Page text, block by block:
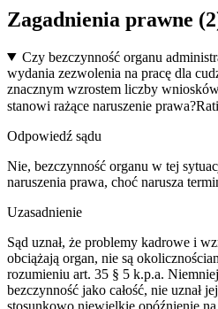
Zagadnienia prawne (2
Czy bezczynność organu
wydania zezwolenia na pracę dla
znacznym wzrostem liczby
stanowi rażące naruszenie prawa?
Odpowiedź sądu
Nie, bezczynność organu w tej
naruszenia prawa, choć narusza
Uzasadnienie
Sąd uznał, że problemy kadrowe i
obciążają organ, nie są
rozumieniu art. 35 § 5 k.p.a.
bezczynność jako całość, nie uznał
stosunkowo niewielkie opóźnienie